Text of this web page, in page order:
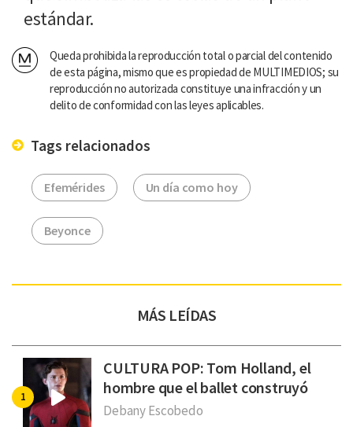
estándar.
Queda prohibida la reproducción total o parcial del contenido
de esta página, mismo que es propiedad de MULTIMEDIOS; su
reproducción no autorizada constituye una infracción y un
delito de conformidad con las leyes aplicables.
Tags relacionados
Efemérides Un día como hoy
Beyonce
MÁS LEÍDAS
CULTURA POP: Tom Holland, el
hombre que el ballet construyó
Debany Escobedo